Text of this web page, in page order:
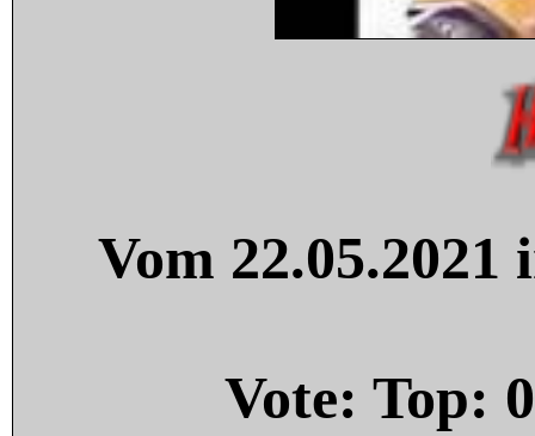
Vom
Vote: Top: 0